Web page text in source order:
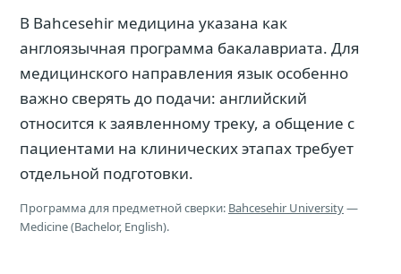
В Bahcesehir медицина указана как
англоязычная программа бакалавриата. Для
медицинского направления язык особенно
важно сверять до подачи: английский
относится к заявленному треку, а общение с
пациентами на клинических этапах требует
отдельной подготовки.
Программа для предметной сверки: Bahcesehir University—
Medicine (Bachelor, English).